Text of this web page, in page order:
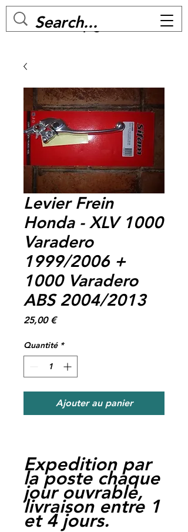
MC BIKE Perpignan
Levier Frein
Honda - XLV 1000
Varadero
1999/2006 +
1000 Varadero
ABS 2004/2013
25,00 €Prix
Quantité *
Ajouter au panier
Expedition par
la poste chaque
jour ouvrable,
livraison entre 1
et 4 jours.